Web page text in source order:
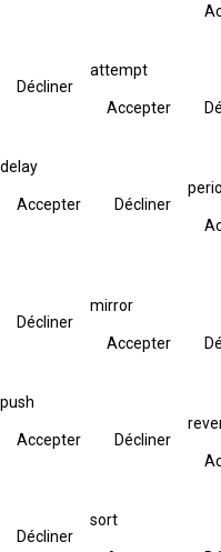
Décliner
attempt
Accepter
delay
Accepter Décliner
Décliner
mirror
Accepter
push
Accepter Décliner
Décliner
sort